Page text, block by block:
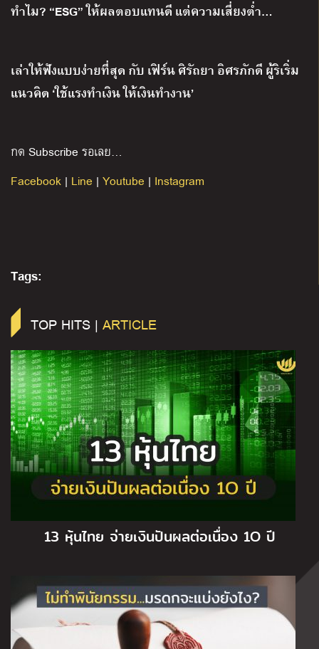
ทำไม? “ESG” ให้ผลตอบแทนดี แต่ความเสี่ยงต่ำ…
เล่าให้ฟังแบบง่ายที่สุด กับ เฟิร์น ศิรัถยา อิศรภักดี ผู้ริเริ่ม
แนวคิด ‘ใช้แรงทำเงิน ให้เงินทำงาน’
กด Subscribe รอเลย…
Facebook | Line | Youtube | Instagram
Tags:
TOP HITS | ARTICLE
13 หุ้นไทย จ่ายเงินปันผลต่อเนื่อง 1O ปี